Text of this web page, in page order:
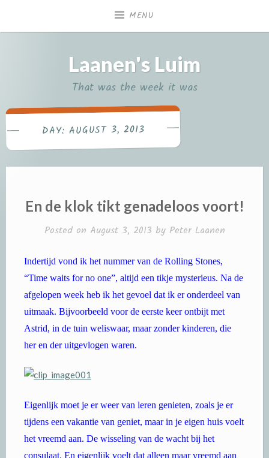
MENU
Laanen's Luim
That was the week it was
DAY:AUGUST 3, 2013
En de klok tikt genadeloos voort!
Posted on August 3, 2013 by Peter Laanen
Indertijd vond ik het nummer van de Rolling Stones,
“Time waits for no one”, altijd een tikje mysterieus. Na de
afgelopen week heb ik het gevoel dat ik er onderdeel van
uitmaak. Bijvoorbeeld voor de eerste keer ontbijt met
Astrid, in de tuin weliswaar, maar zonder kinderen, die
her en der uitgevlogen waren.
Eigenlijk moet je er weer van leren genieten, zoals je er
tijdens een vakantie van geniet, maar in je eigen huis voelt
het vreemd aan. De wisseling van de wacht bij het
consulaat. En eigenlijk voelt dat alleen maar vreemd aan